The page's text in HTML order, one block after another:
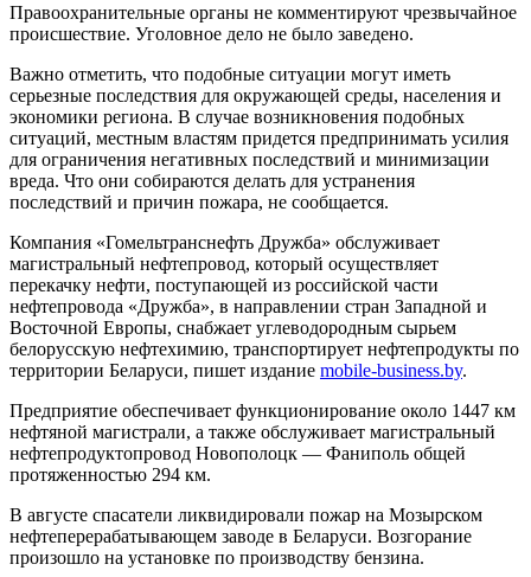
Правоохранительные органы не комментируют чрезвычайное
происшествие. Уголовное дело не было заведено.
Важно отметить, что подобные ситуации могут иметь
серьезные последствия для окружающей среды, населения и
экономики региона. В случае возникновения подобных
ситуаций, местным властям придется предпринимать усилия
для ограничения негативных последствий и минимизации
вреда. Что они собираются делать для устранения
последствий и причин пожара, не сообщается.
Компания «Гомельтранснефть Дружба» обслуживает
магистральный нефтепровод, который осуществляет
перекачку нефти, поступающей из российской части
нефтепровода «Дружба», в направлении стран Западной и
Восточной Европы, снабжает углеводородным сырьем
белорусскую нефтехимию, транспортирует нефтепродукты по
территории Беларуси, пишет издание mobile-business.by.
Предприятие обеспечивает функционирование около 1447 км
нефтяной магистрали, а также обслуживает магистральный
нефтепродуктопровод Новополоцк — Фаниполь общей
протяженностью 294 км.
В августе спасатели ликвидировали пожар на Мозырском
нефтеперерабатывающем заводе в Беларуси. Возгорание
произошло на установке по производству бензина.